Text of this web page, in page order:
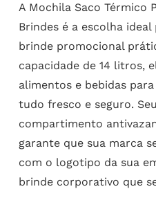
A Mochila Saco Térmico
Brindes é a escolha
brinde promocional
capacidade de 14 litros,
alimentos e bebidas
tudo fresco e seguro.
compartimento
garante que sua marca
com o logotipo da sua
brinde corporativo que